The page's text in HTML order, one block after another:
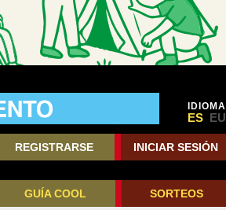
IDIOMA
ES EU
REGISTRARSE INICIAR SESIÓN
GUÍA COOL SORTEOS